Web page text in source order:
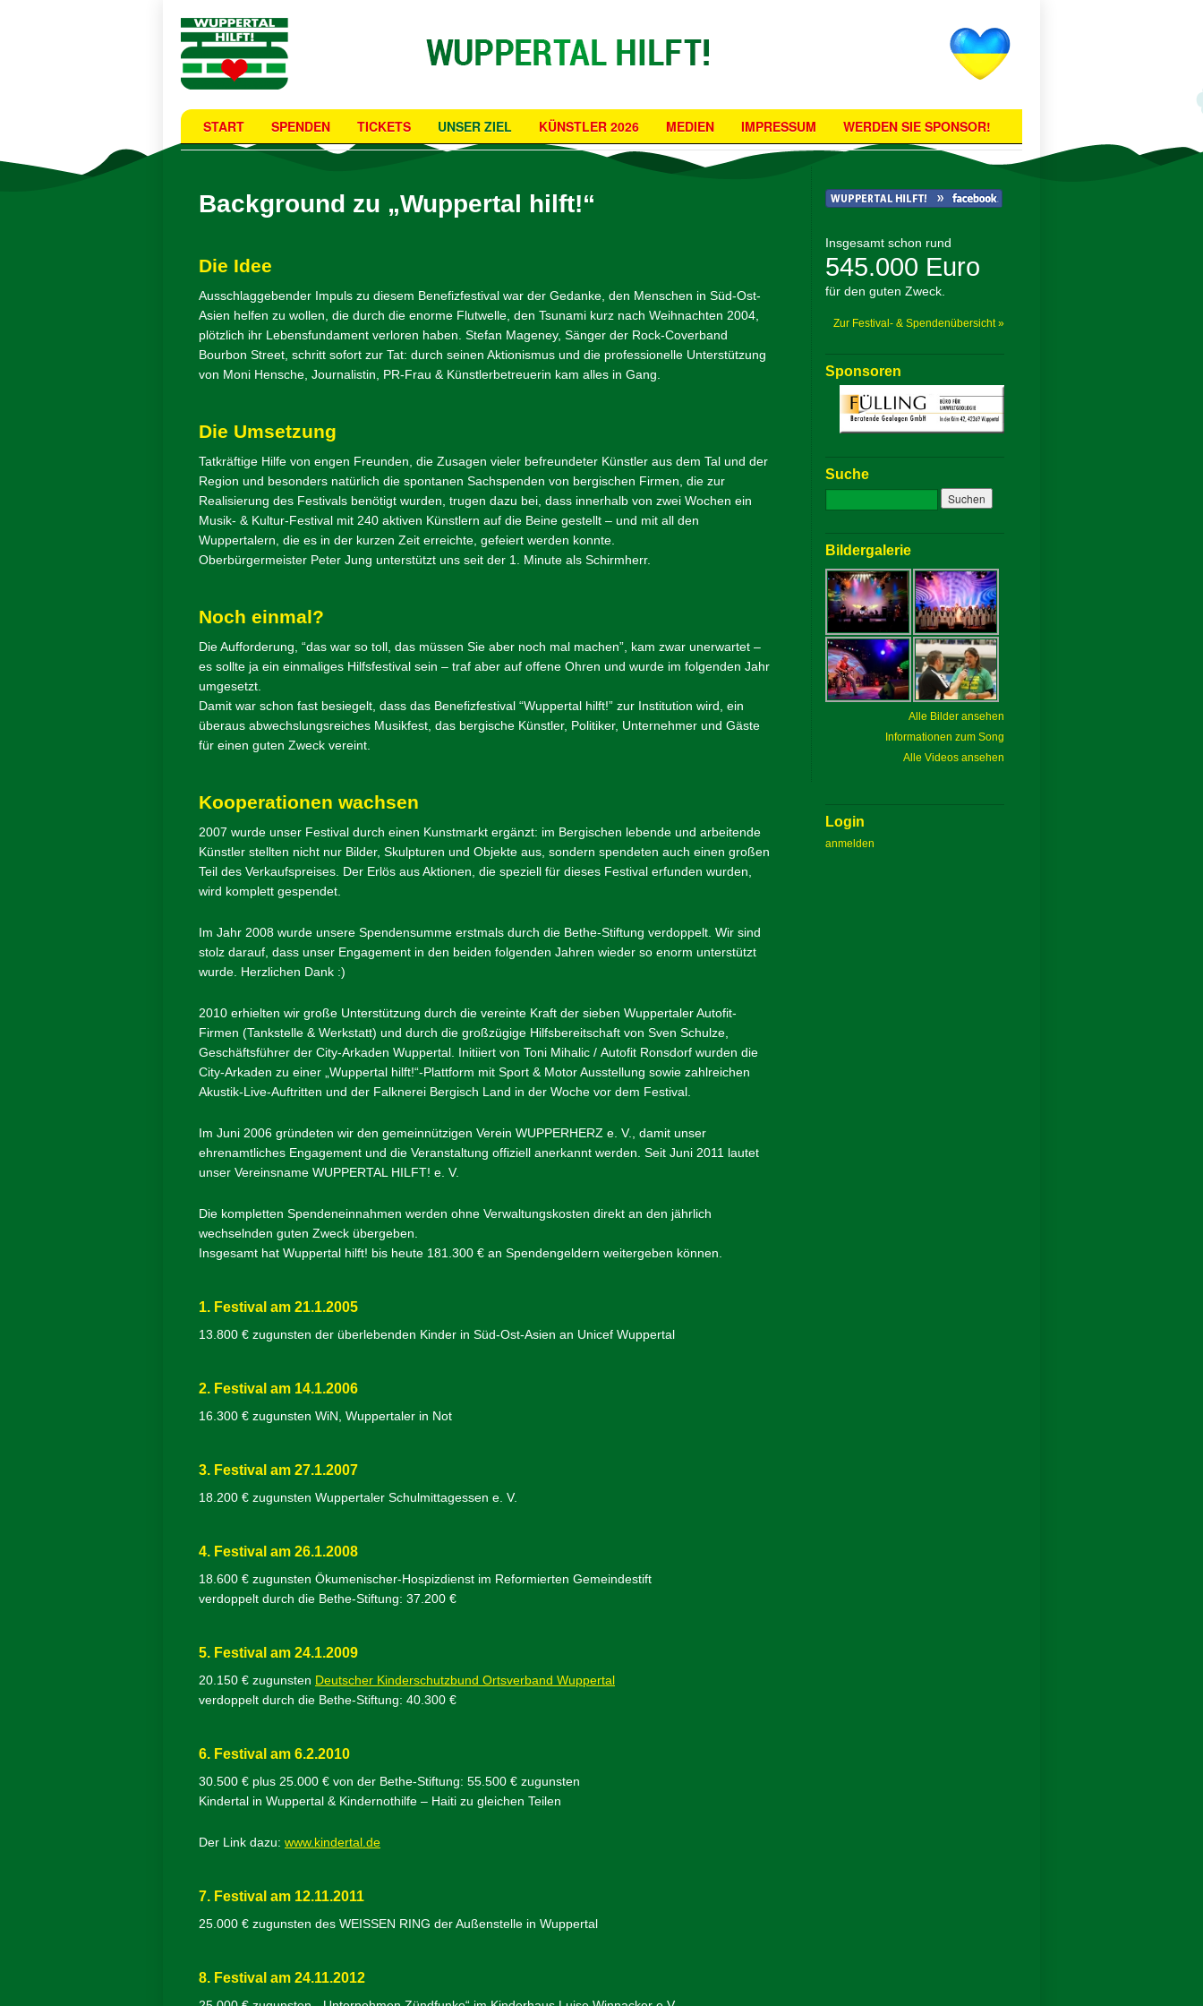
START SPENDEN TICKETS UNSER ZIEL KÜNSTLER 2026 MEDIEN IMPRESSUM WERDEN SIE SPONSOR!
Background zu „Wuppertal hilft!“
Die Idee
Ausschlaggebender Impuls zu diesem Benefizfestival war der Gedanke, den Menschen in Süd-Ost-
Asien helfen zu wollen, die durch die enorme Flutwelle, den Tsunami kurz nach Weihnachten 2004,
plötzlich ihr Lebensfundament verloren haben. Stefan Mageney, Sänger der Rock-Coverband
Bourbon Street, schritt sofort zur Tat: durch seinen Aktionismus und die professionelle Unterstützung
von Moni Hensche, Journalistin, PR-Frau & Künstlerbetreuerin kam alles in Gang.
Die Umsetzung
Tatkräftige Hilfe von engen Freunden, die Zusagen vieler befreundeter Künstler aus dem Tal und der
Region und besonders natürlich die spontanen Sachspenden von bergischen Firmen, die zur
Realisierung des Festivals benötigt wurden, trugen dazu bei, dass innerhalb von zwei Wochen ein
Musik- & Kultur-Festival mit 240 aktiven Künstlern auf die Beine gestellt – und mit all den
Wuppertalern, die es in der kurzen Zeit erreichte, gefeiert werden konnte.
Oberbürgermeister Peter Jung unterstützt uns seit der 1. Minute als Schirmherr.
Noch einmal?
Die Aufforderung, “das war so toll, das müssen Sie aber noch mal machen”, kam zwar unerwartet –
es sollte ja ein einmaliges Hilfsfestival sein – traf aber auf offene Ohren und wurde im folgenden Jahr
umgesetzt.
Damit war schon fast besiegelt, dass das Benefizfestival “Wuppertal hilft!” zur Institution wird, ein
überaus abwechslungsreiches Musikfest, das bergische Künstler, Politiker, Unternehmer und Gäste
für einen guten Zweck vereint.
Kooperationen wachsen
2007 wurde unser Festival durch einen Kunstmarkt ergänzt: im Bergischen lebende und arbeitende
Künstler stellten nicht nur Bilder, Skulpturen und Objekte aus, sondern spendeten auch einen großen
Teil des Verkaufspreises. Der Erlös aus Aktionen, die speziell für dieses Festival erfunden wurden,
wird komplett gespendet.
Im Jahr 2008 wurde unsere Spendensumme erstmals durch die Bethe-Stiftung verdoppelt. Wir sind
stolz darauf, dass unser Engagement in den beiden folgenden Jahren wieder so enorm unterstützt
wurde. Herzlichen Dank :)
2010 erhielten wir große Unterstützung durch die vereinte Kraft der sieben Wuppertaler Autofit-
Firmen (Tankstelle & Werkstatt) und durch die großzügige Hilfsbereitschaft von Sven Schulze,
Geschäftsführer der City-Arkaden Wuppertal. Initiiert von Toni Mihalic / Autofit Ronsdorf wurden die
City-Arkaden zu einer „Wuppertal hilft!“-Plattform mit Sport & Motor Ausstellung sowie zahlreichen
Akustik-Live-Auftritten und der Falknerei Bergisch Land in der Woche vor dem Festival.
Im Juni 2006 gründeten wir den gemeinnützigen Verein WUPPERHERZ e. V., damit unser
ehrenamtliches Engagement und die Veranstaltung offiziell anerkannt werden. Seit Juni 2011 lautet
unser Vereinsname WUPPERTAL HILFT! e. V.
Die kompletten Spendeneinnahmen werden ohne Verwaltungskosten direkt an den jährlich
wechselnden guten Zweck übergeben.
Insgesamt hat Wuppertal hilft! bis heute 181.300 € an Spendengeldern weitergeben können.
1. Festival am 21.1.2005
13.800 € zugunsten der überlebenden Kinder in Süd-Ost-Asien an Unicef Wuppertal
2. Festival am 14.1.2006
16.300 € zugunsten WiN, Wuppertaler in Not
3. Festival am 27.1.2007
18.200 € zugunsten Wuppertaler Schulmittagessen e. V.
4. Festival am 26.1.2008
18.600 € zugunsten Ökumenischer-Hospizdienst im Reformierten Gemeindestift
verdoppelt durch die Bethe-Stiftung: 37.200 €
5. Festival am 24.1.2009
20.150 € zugunsten Deutscher Kinderschutzbund Ortsverband Wuppertal
verdoppelt durch die Bethe-Stiftung: 40.300 €
6. Festival am 6.2.2010
30.500 € plus 25.000 € von der Bethe-Stiftung: 55.500 € zugunsten
Kindertal in Wuppertal & Kindernothilfe – Haiti zu gleichen Teilen
Der Link dazu: www.kindertal.de
7. Festival am 12.11.2011
25.000 € zugunsten des WEISSEN RING der Außenstelle in Wuppertal
8. Festival am 24.11.2012
Insgesamt schon rund
545.000 Euro
für den guten Zweck.
Zur Festival- & Spendenübersicht »
Sponsoren
Suche
Bildergalerie
Alle Bilder ansehen
Informationen zum Song
Alle Videos ansehen
Login
anmelden